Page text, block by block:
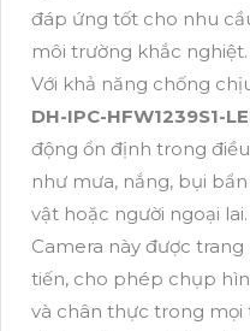
đáp ứng tốt cho nhu
môi trường khắc nghiệt.
Với khả năng chống
DH-IPC-HFW1239S1-
động ổn định trong
như mưa, nắng, bụi
vật hoặc người ngoại lai.
Camera này được
tiến, cho phép chụp
và chân thực trong mọi